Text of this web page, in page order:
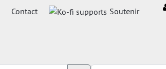
Contact Soutenir